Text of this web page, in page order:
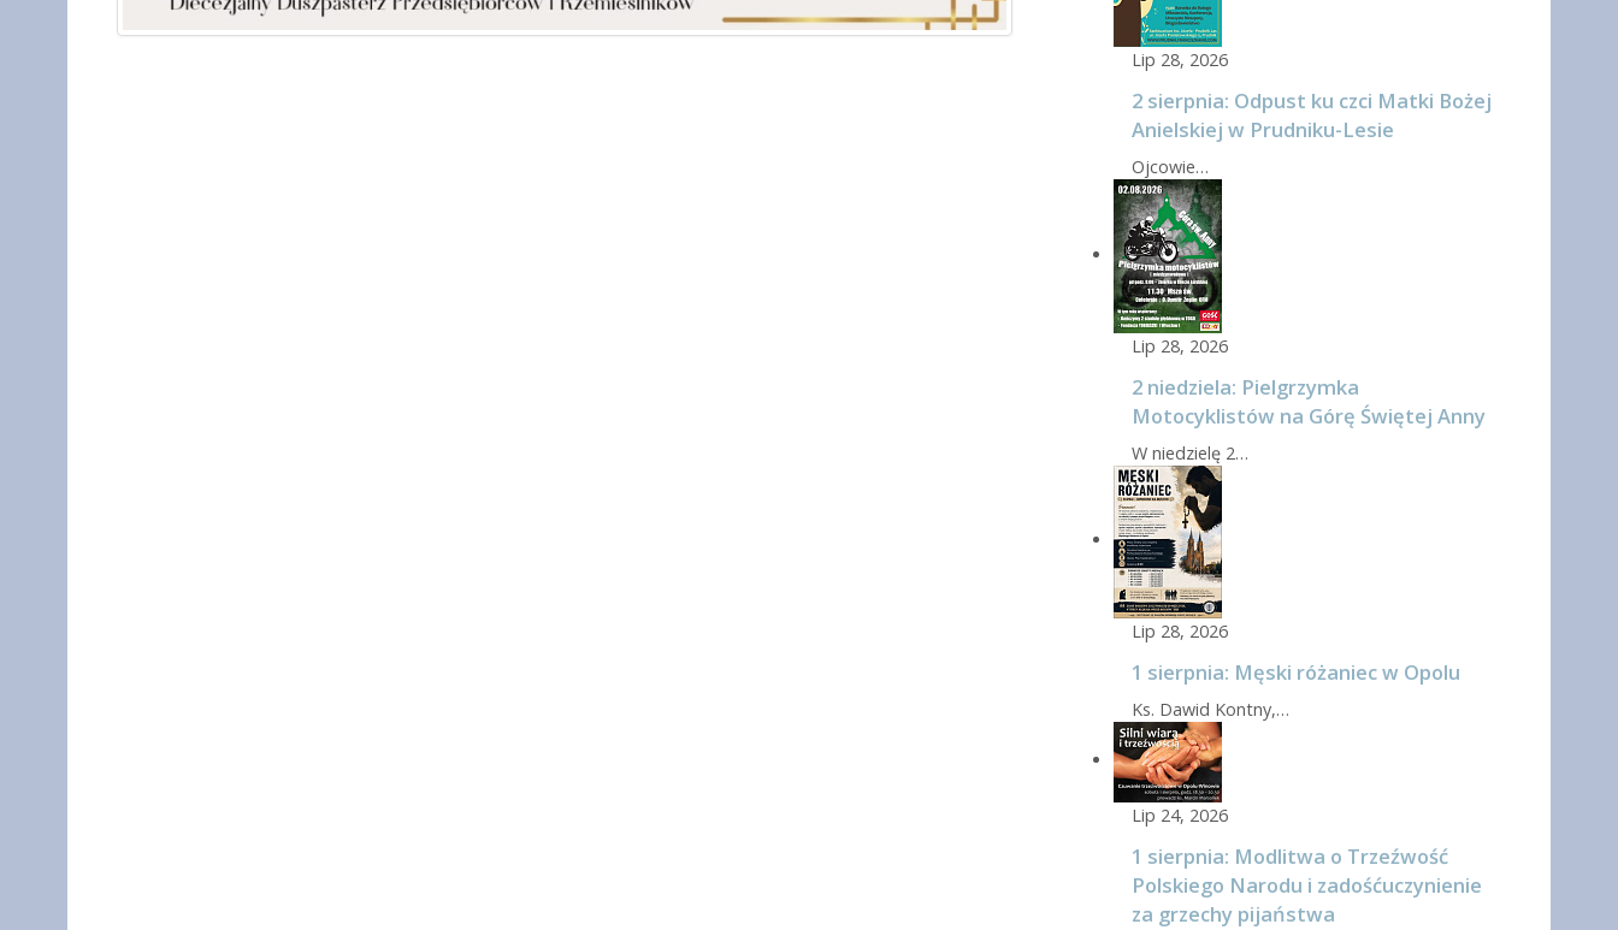
Lip 28, 2026
2 sierpnia: Odpust ku czci Matki Bożej
Anielskiej w Prudniku-Lesie
Ojcowie…
Lip 28, 2026
2 niedziela: Pielgrzymka
Motocyklistów na Górę Świętej Anny
W niedzielę 2…
Lip 28, 2026
1 sierpnia: Męski różaniec w Opolu
Ks. Dawid Kontny,…
Lip 24, 2026
1 sierpnia: Modlitwa o Trzeźwość
Polskiego Narodu i zadośćuczynienie
za grzechy pijaństwa